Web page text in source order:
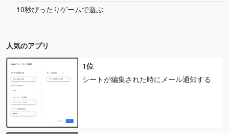
10秒ぴったりゲームで遊ぶ
人気のアプリ
1位
シートが編集された時にメール通知する